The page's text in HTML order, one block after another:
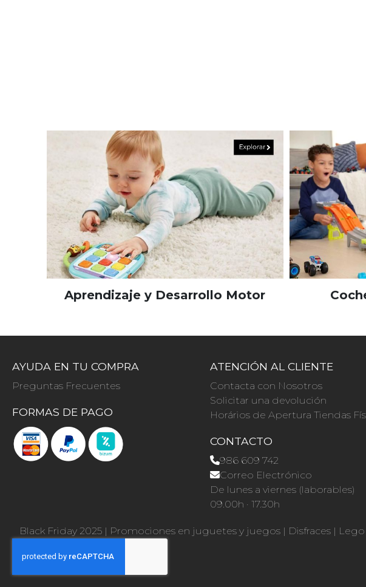
Aprendizaje y Desarrollo Motor
AYUDA EN TU COMPRA
Preguntas Frecuentes
FORMAS DE PAGO
ATENCIÓN AL CLIENTE
Contacta con Nosotros
Solicitar una devolución
Horários de Apertura Tiendas
CONTACTO
986 609 742
Correo Electrónico
De lunes a viernes (laborables)
09.00h · 17.30h
Black Friday 2025 | Promociones en juguetes y juegos | Disfraces | Lego